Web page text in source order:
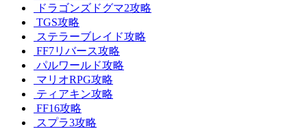
ドラゴンズドグマ2攻略
TGS攻略
ステラーブレイド攻略
FF7リバース攻略
パルワールド攻略
マリオRPG攻略
ティアキン攻略
FF16攻略
スプラ3攻略